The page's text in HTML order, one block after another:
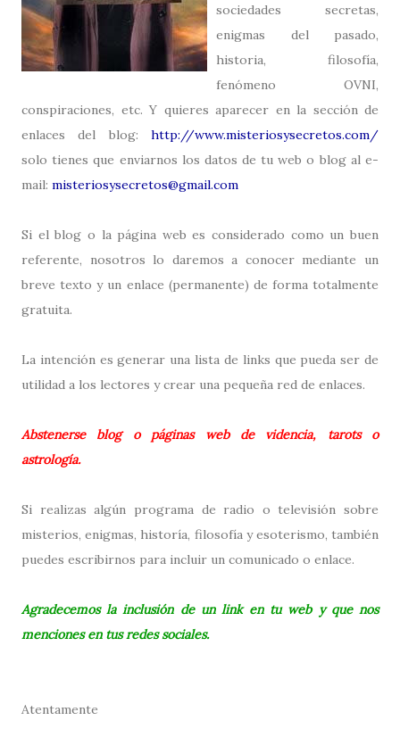
sociedades secretas,
enigmas del pasado,
historia, filosofía,
fenómeno OVNI,
conspiraciones, etc. Y quieres aparecer en la sección de
enlaces del blog: http://www.misteriosysecretos.com/
solo tienes que enviarnos los datos de tu web o blog al e-
mail: misteriosysecretos@gmail.com
Si el blog o la página web es considerado como un buen
referente, nosotros lo daremos a conocer mediante un
breve texto y un enlace (permanente) de forma totalmente
gratuita.
La intención es generar una lista de links que pueda ser de
utilidad a los lectores y crear una pequeña red de enlaces.
Abstenerse blog o páginas web de videncia, tarots o
astrología.
Si realizas algún programa de radio o televisión sobre
misterios, enigmas, historía, filosofía y esoterismo, también
puedes escribirnos para incluir un comunicado o enlace.
Agradecemos la inclusión de un link en tu web y que nos
menciones en tus redes sociales.
Atentamente